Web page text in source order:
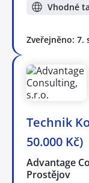
Vhodné
Zveřejněno: 7.
Technik
50.000 Kč)
Advantage
Prostějov